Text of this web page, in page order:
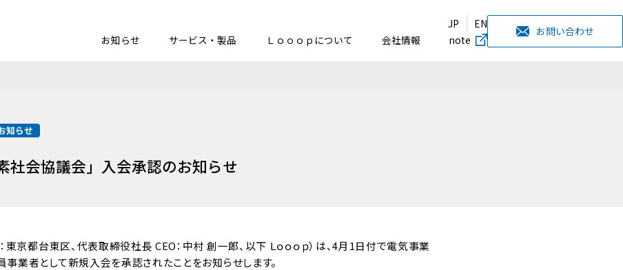
JP
EN
お知らせ
サービス・製品 Ｌｏｏｏｐについて 会社情報 note
お問い合わせ
知らせ
社会協議会」入会承認のお知らせ
東京都台東区、代表取締役社長 CEO：中村 創一郎、以下 Ｌｏｏｏｐ）は、4月1日付で電気事業
業者として新規入会を承認されたことをお知らせします。